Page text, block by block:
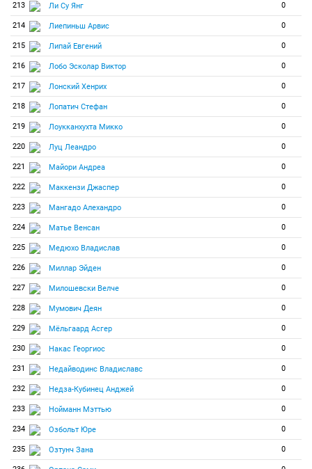
213 Ли Су Янг 0
214 Лиепиньш Арвис 0
215 Липай Евгений 0
216 Лобо Эсколар Виктор 0
217 Лонский Хенрих 0
218 Лопатич Стефан 0
219 Лоукканхухта Микко 0
220 Луц Леандро 0
221 Майори Андреа 0
222 Маккензи Джаспер 0
223 Мангадо Алехандро 0
224 Матье Венсан 0
225 Медюхо Владислав 0
226 Миллар Эйден 0
227 Милошевски Велче 0
228 Мумович Деян 0
229 Мёльгаард Асгер 0
230 Накас Георгиос 0
231 Недайводинс Владиславс 0
232 Недза-Кубинец Анджей 0
233 Нойманн Мэттью 0
234 Озбольт Юре 0
235 Озтунч Зана 0